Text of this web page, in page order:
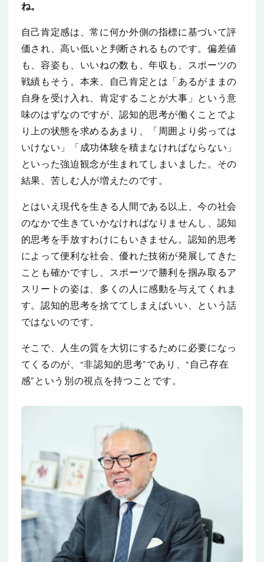
ね。
自己肯定感は、常に何か外側の指標に基づいて評
価され、高い低いと判断されるものです。偏差値
も、容姿も、いいねの数も、年収も、スポーツの
戦績もそう。本来、自己肯定とは「あるがままの
自身を受け入れ、肯定することが大事」という意
味のはずなのですが、認知的思考が働くことでよ
り上の状態を求めるあまり、「周囲より劣っては
いけない」「成功体験を積まなければならない」
といった強迫観念が生まれてしまいました。その
結果、苦しむ人が増えたのです。
とはいえ現代を生きる人間である以上、今の社会
のなかで生きていかなければなりませんし、認知
的思考を手放すわけにもいきません。認知的思考
によって便利な社会、優れた技術が発展してきた
ことも確かですし、スポーツで勝利を掴み取るア
スリートの姿は、多くの人に感動を与えてくれま
す。認知的思考を捨ててしまえばいい、という話
ではないのです。
そこで、人生の質を大切にするために必要になっ
てくるのが、“非認知的思考”であり、“自己存在
感”という別の視点を持つことです。